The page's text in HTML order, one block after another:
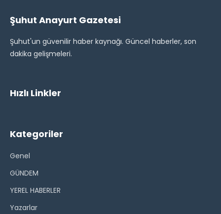
Şuhut Anayurt Gazetesi
Şuhut'un güvenilir haber kaynağı. Güncel haberler, son
dakika gelişmeleri.
Hızlı Linkler
Kategoriler
Genel
GÜNDEM
YEREL HABERLER
Yazarlar